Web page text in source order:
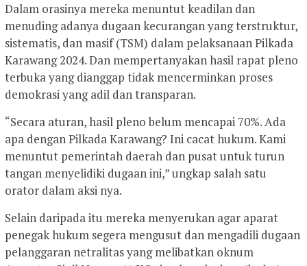
Dalam orasinya mereka menuntut keadilan dan
menuding adanya dugaan kecurangan yang terstruktur,
sistematis, dan masif (TSM) dalam pelaksanaan Pilkada
Karawang 2024. Dan mempertanyakan hasil rapat pleno
terbuka yang dianggap tidak mencerminkan proses
demokrasi yang adil dan transparan.
“Secara aturan, hasil pleno belum mencapai 70%. Ada
apa dengan Pilkada Karawang? Ini cacat hukum. Kami
menuntut pemerintah daerah dan pusat untuk turun
tangan menyelidiki dugaan ini,” ungkap salah satu
orator dalam aksi nya.
Selain daripada itu mereka menyerukan agar aparat
penegak hukum segera mengusut dan mengadili dugaan
pelanggaran netralitas yang melibatkan oknum